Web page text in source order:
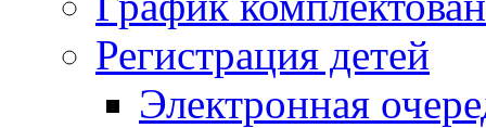
Регистрация детей
Электронная